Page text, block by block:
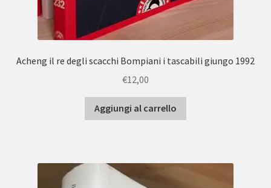
Acheng il re degli scacchi Bompiani i tascabili giungo 1992
€12,00
Aggiungi al carrello